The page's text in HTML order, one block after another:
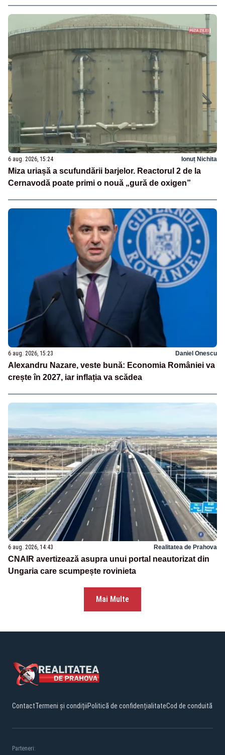
6 aug. 2026, 15:24 Ionuț Nichita
Miza uriașă a scufundării barjelor. Reactorul 2 de la
Cernavodă poate primi o nouă „gură de oxigen”
6 aug. 2026, 15:23 Daniel Onescu
Alexandru Nazare, veste bună: Economia României va
crește în 2027, iar inflația va scădea
6 aug. 2026, 14:43 Realitatea de Prahova
CNAIR avertizează asupra unui portal neautorizat din
Ungaria care scumpește rovinieta
Mai Multe
ContactTermeni și condițiiPolitică de confidențialitateCod de conduită
Parteneri: